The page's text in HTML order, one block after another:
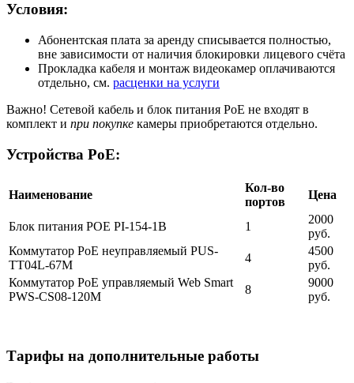
Условия:
Абонентская плата за аренду списывается полностью,
вне зависимости от наличия блокировки лицевого счёта
Прокладка кабеля и монтаж видеокамер оплачиваются
отдельно, см. расценки на услуги
Важно! Сетевой кабель и блок питания PoE не входят в
комплект и при покупке камеры приобретаются отдельно.
Устройства PoE:
Наименование
Кол-во
портов
Цена
Блок питания POE PI-154-1B 1
2000
руб.
Коммутатор PoE неуправляемый PUS-
TT04L-67M
4
4500
руб.
Коммутатор PoE управляемый Web Smart
PWS-CS08-120M
8
9000
руб.
Тарифы на дополнительные работы